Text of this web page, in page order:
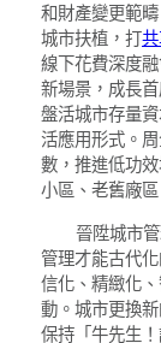
和財產變更範
城市扶植，打
線下花費深度
新場景，成長
盤活城市存量
活應用形式。
數，推進低功
小區、老舊廠
晉陞城市
管理才能古代
信化、精緻化
動。城市更換
保持「牛先生